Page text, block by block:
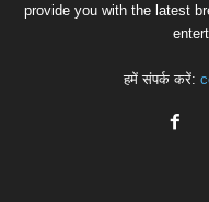
provide you with the latest
हमें संपर्क करें: